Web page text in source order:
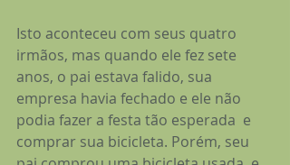
Isto aconteceu com seus quatro
irmãos, mas quando ele fez sete
anos, o pai estava falido, sua
empresa havia fechado e ele não
podia fazer a festa tão esperada  e
comprar sua bicicleta. Porém, seu